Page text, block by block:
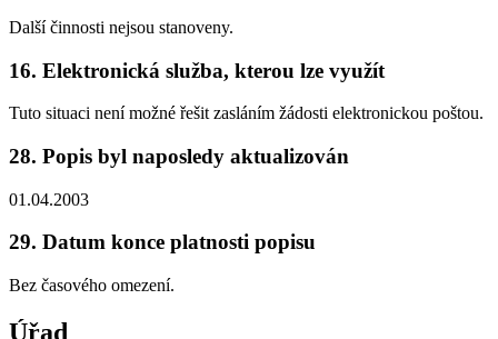
Další činnosti nejsou stanoveny.
16. Elektronická služba, kterou lze využít
Tuto situaci není možné řešit zasláním žádosti elektronickou poštou.
28. Popis byl naposledy aktualizován
01.04.2003
29. Datum konce platnosti popisu
Bez časového omezení.
Úřad